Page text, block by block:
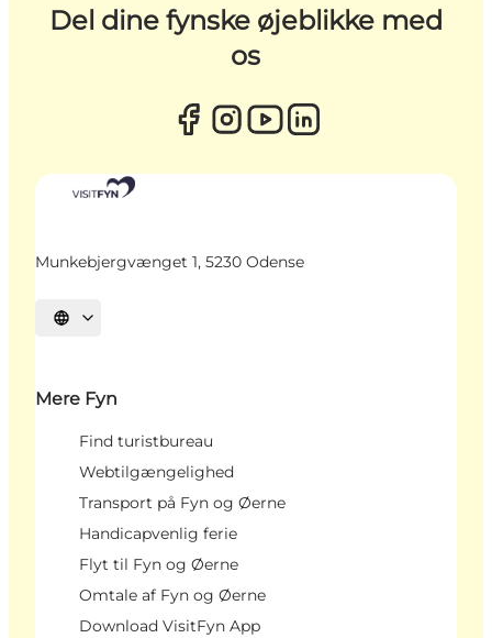
Del dine fynske øjeblikke med
os
Munkebjergvænget 1, 5230 Odense
Vælg sprog
Mere Fyn
Find turistbureau
Webtilgængelighed
Transport på Fyn og Øerne
Handicapvenlig ferie
Flyt til Fyn og Øerne
Omtale af Fyn og Øerne
Download VisitFyn App